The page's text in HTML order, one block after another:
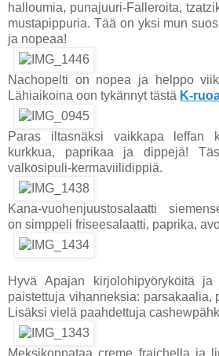
halloumia, punajuuri-Falleroita,
mustapippuria. Tää on yksi mun
ja nopeaa!
Nachopelti on nopea ja helppo
Lähiaikoina oon tykännyt tästä K-
Paras iltasnäksi vaikkapa leffan
kurkkua, paprikaa ja dippejä!
valkosipuli-kermaviilidippiä.
Kana-vuohenjuustosalaatti
on simppeli friseesalaatti, paprika,
Hyvä Apajan kirjolohipyöryköitä
paistettuja vihanneksia: parsakaalia,
Lisäksi vielä paahdettuja
Meksikonpataa creme fraichella ja